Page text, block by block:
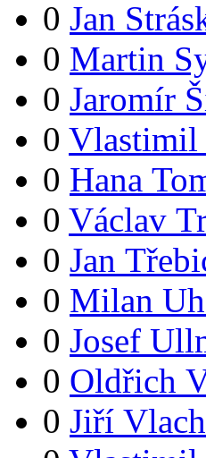
0 Jan
0 Martin
0 Jaromír
0 Vlastimil
0 Hana
0 Václav
0 Jan
0 Milan
0 Josef
0 Oldřich
0 Jiří Vlach